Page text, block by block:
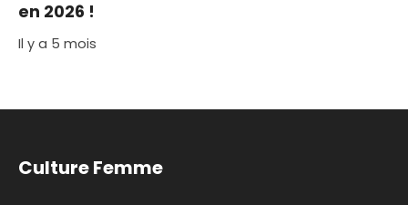
en 2026 !
Il y a 5 mois
Culture Femme